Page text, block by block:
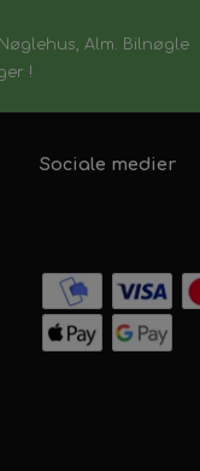
Alm. Bilnøgle
!
Sociale medier